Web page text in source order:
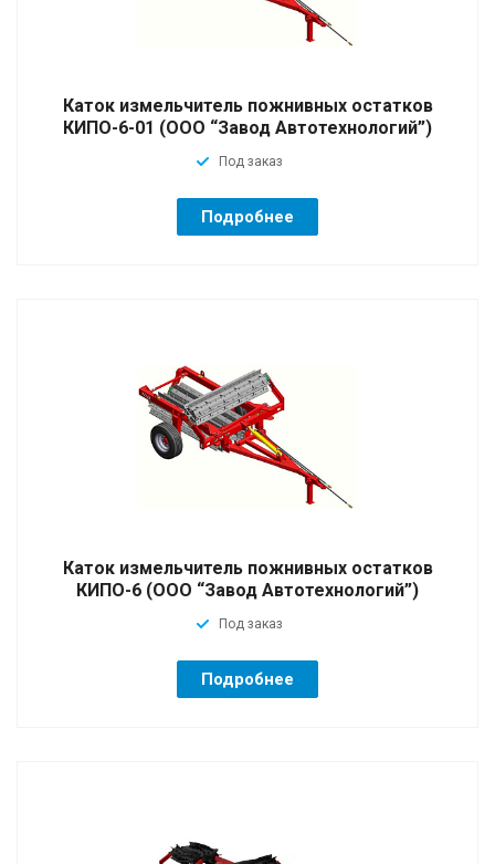
Каток измельчитель пожнивных остатков
КИПО-6-01 (ООО “Завод Автотехнологий”)
Под заказ
Подробнее
Каток измельчитель пожнивных остатков
КИПО-6 (ООО “Завод Автотехнологий”)
Под заказ
Подробнее